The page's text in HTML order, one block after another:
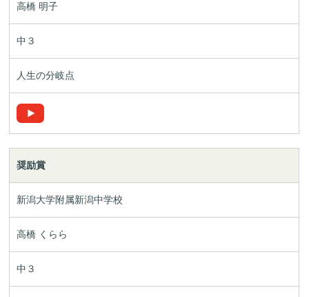
高橋 明子
中３
人生の分岐点
奨励賞
新潟大学附属新潟中学校
高橋 くらら
中３